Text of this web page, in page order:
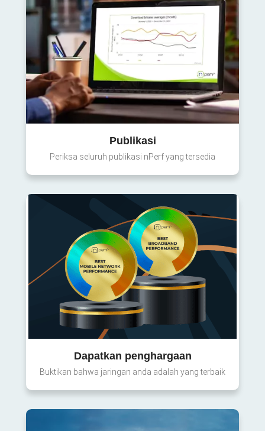
Publikasi
Periksa seluruh publikasi nPerf yang tersedia
Dapatkan penghargaan
Buktikan bahwa jaringan anda adalah yang terbaik